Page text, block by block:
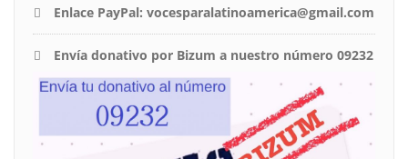
Enlace PayPal: vocesparalatinoamerica@gmail.com
Envía donativo por Bizum a nuestro número 09232